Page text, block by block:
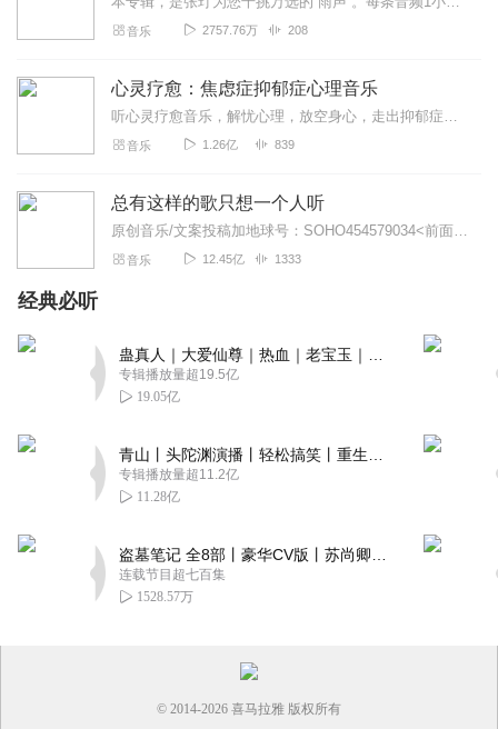
音乐 2757.76万 208
心灵疗愈：焦虑症抑郁症心理音乐
听心灵疗愈音乐，解忧心理，放空身心，走出抑郁症、焦虑症、恐惧症等情绪困扰。疗愈音乐=心灵养生最有效的聆听建议：步骤一、选择安静的环境，闭目静卧或坐。步骤二、根据...
音乐 1.26亿 839
总有这样的歌只想一个人听
原创音乐/文案投稿加地球号：SOHO454579034<前面英文是大写>带上你的音乐和故事与我们相遇..每一位小伙伴的经历都是我们创作的源头..
音乐 12.45亿 1333
经典必听
专辑播放量超19.5亿
19.05亿
专辑播放量超11.2亿
11.28亿
连载节目超七百集
1528.57万
© 2014-2026 喜马拉雅 版权所有